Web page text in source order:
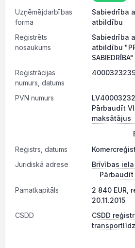
Uzņēmējdarbības
forma
Sabiedrība
atbildību
Reģistrēts
nosaukums
Sabiedrība
atbildību
SABIEDRĪBA"
Reģistrācijas
numurs, datums
PVN numurs
Pārbaudīt
maksātājus
Reģistrs, datums
Juridiskā adrese
Brīvības iela
Pamatkapitāls
2 840 EUR,
20.11.2015
CSDD
CSDD